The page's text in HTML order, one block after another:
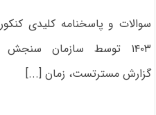
سوالات و پاسخنامه کلیدی
۱۴۰۳ توسط سازمان
گزارش مسترتست، زمان [...]